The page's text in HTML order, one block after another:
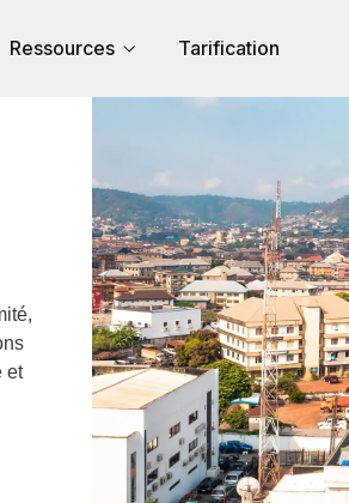
Ressources Tarification
et